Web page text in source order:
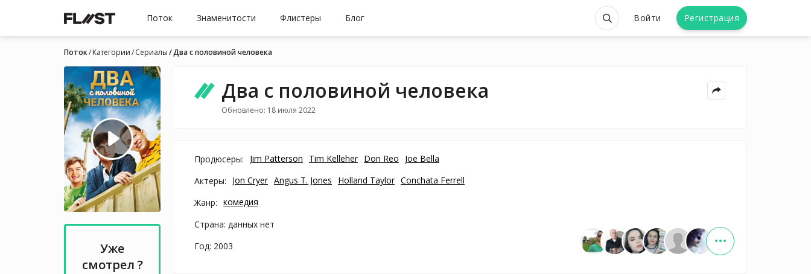
Поток Знаменитости Флистеры Блог Войти Регистрация
Поток Категории Cериалы Два с половиной человека
Уже
смотрел ?
Два с половиной человека
Обновлено: 18 июля 2022
Продюсеры: Jim Patterson Tim Kelleher Don Reo
Joe Bella
Актеры:
Jon Cryer Angus T. Jones Holland Taylor Conchata Ferrell
Жанр: комедия
Страна: данных нет
Год: 2003